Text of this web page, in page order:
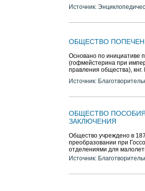
Источник:
ОБЩЕСТВО
Основано по инициативе
(гофмейстерина при
правления общества),
Источник:
ОБЩЕСТВО
ЗАКЛЮЧЕНИЯ
Общество учреждено в
преобразовании при
отделениями для
Источник: